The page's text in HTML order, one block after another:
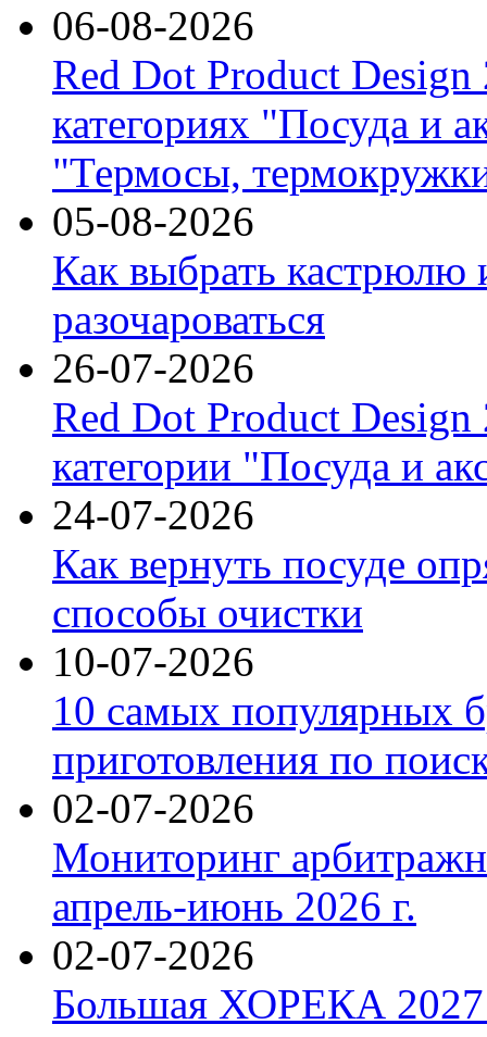
06-08-2026
Red Dot Product Design
категориях "Посуда и
"Термосы,
05-08-2026
Как выбрать кастрюлю
разочароваться
26-07-2026
Red Dot Product Design
категории "Посуда и
24-07-2026
Как вернуть посуде
способы очистки
10-07-2026
10 самых популярных
приготовления по
02-07-2026
Мониторинг
апрель-июнь 2026 г.
02-07-2026
Большая ХОРЕКА 2027: